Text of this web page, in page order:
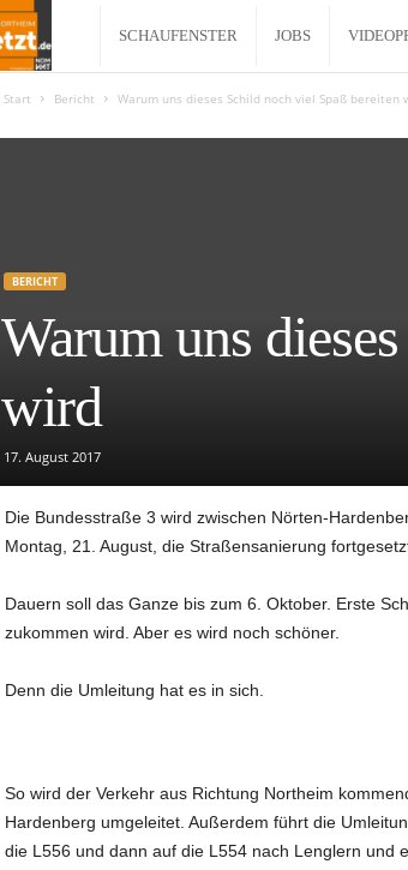
e
i
m
t
z
SCHAUFENSTER JOBS
Start Bericht Warum uns dieses Schild noch viel Spaß bereiten
BERICHT
Warum uns
wird
17. August 2017
Die Bundesstraße 3 wird zwischen Nörten-
Montag, 21. August, die Straßensanierung
Dauern soll das Ganze bis zum 6. Oktober. Erste
zukommen wird. Aber es wird noch schöner.
Denn die Umleitung hat es in sich.
So wird der Verkehr aus Richtung Northeim
Hardenberg umgeleitet. Außerdem führt die
die L556 und dann auf die L554 nach Lenglern und